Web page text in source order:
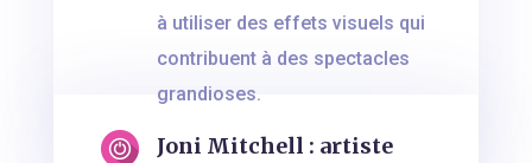
à utiliser des effets visuels qui
contribuent à des spectacles
grandioses.
Joni Mitchell : artiste